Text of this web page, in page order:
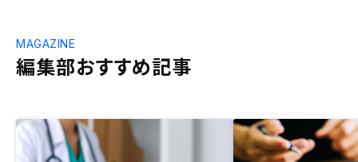
編集部おすすめ記事
MAGAZINE